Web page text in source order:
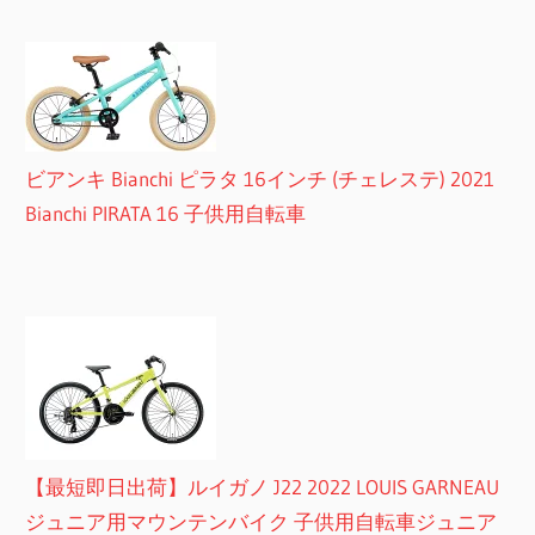
ビアンキ Bianchi ピラタ 16インチ (チェレステ) 2021
Bianchi PIRATA 16 子供用自転車
【最短即日出荷】ルイガノ J22 2022 LOUIS GARNEAU
ジュニア用マウンテンバイク 子供用自転車ジュニア